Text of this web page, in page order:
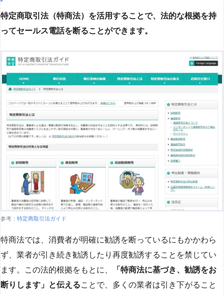
特定商取引法（特商法）を活用することで、法的な根拠を持
ってセールス電話を断ることができます。
参考： 特定商取引法ガイド
特商法では、消費者が明確に勧誘を断っているにもかかわら
ず、業者が引き続き勧誘したり再度勧誘することを禁じてい
ます。この法的根拠をもとに、
「特商法に基づき、勧誘をお
断りします」と伝えることで、多くの業者は引き下がること